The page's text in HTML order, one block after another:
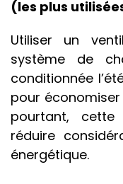
(les plus
Utiliser un
système de
conditionnée
pour
pourtant,
réduire
énergétique.